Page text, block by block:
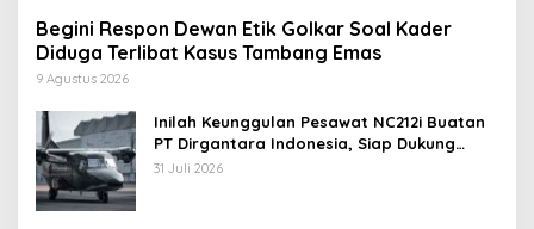
Begini Respon Dewan Etik Golkar Soal Kader
Diduga Terlibat Kasus Tambang Emas
9 Agustus 2026
Inilah Keunggulan Pesawat NC212i Buatan
PT Dirgantara Indonesia, Siap Dukung
Berbagai Operasi TNI
31 Juli 2026